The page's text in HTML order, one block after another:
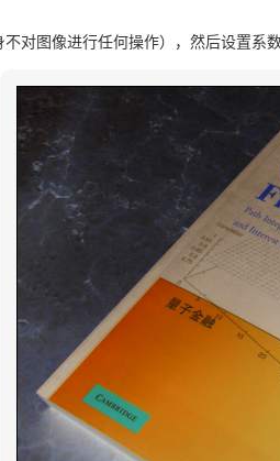
对图像进行任何操作），然后设置系